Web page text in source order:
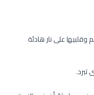
وقلبيها على نار هادئة
تبرد.